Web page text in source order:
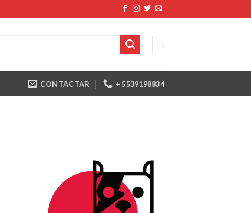
- -
CONTACTAR + 5539198834